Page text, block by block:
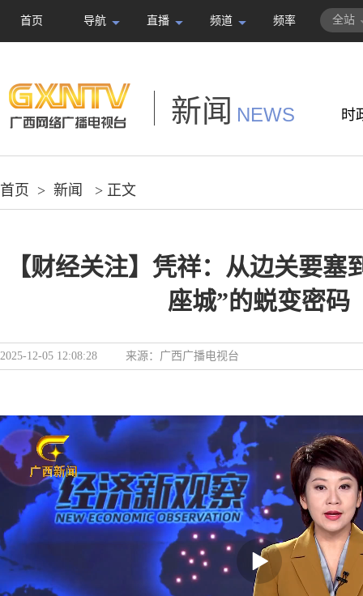
首页 导航 直播 频道 频率 全站
新闻 NEWS 时
首页 > 新闻 > 正文
【财经关注】凭祥：从边关要塞
座城”的蜕变密码
2025-12-05 12:08:28 来源： 广西广播电视台